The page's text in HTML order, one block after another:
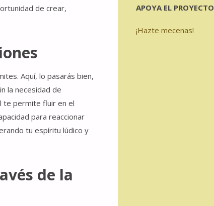
de crear,
Aquí, lo pasarás bien,
la necesidad de
te permite fluir en el
para reaccionar
tu espíritu lúdico y
de la
APOYA EL PROYECTO
¡Hazte mecenas!